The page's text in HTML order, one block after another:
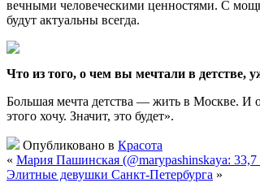
вечными человеческими ценностями. С
будут актуальны всегда.
Что из того, о чем вы мечтали в детстве,
Большая мечта детства — жить в Москве. И
этого хочу. Значит, это будет».
Опубликовано в Красота
« Мария Пашинская (@marypashinskaya:
Элитные девушки Санкт-Петербурга »